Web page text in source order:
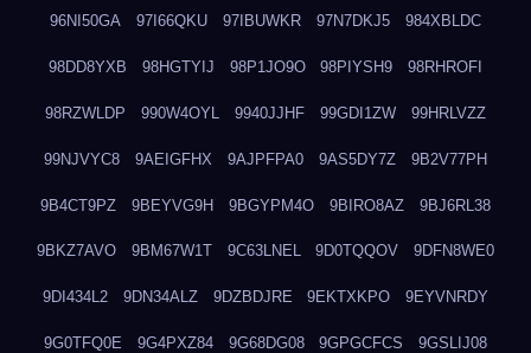
96NI50GA 97I66QKU 97IBUWKR 97N7DKJ5 984XBLDC
98DD8YXB 98HGTYIJ 98P1JO9O 98PIYSH9 98RHROFI
98RZWLDP 990W4OYL 9940JJHF 99GDI1ZW 99HRLVZZ
99NJVYC8 9AEIGFHX 9AJPFPA0 9AS5DY7Z 9B2V77PH
9B4CT9PZ 9BEYVG9H 9BGYPM4O 9BIRO8AZ 9BJ6RL38
9BKZ7AVO 9BM67W1T 9C63LNEL 9D0TQQOV 9DFN8WE0
9DI434L2 9DN34ALZ 9DZBDJRE 9EKTXKPO 9EYVNRDY
9G0TFQ0E 9G4PXZ84 9G68DG08 9GPGCFCS 9GSLIJ08